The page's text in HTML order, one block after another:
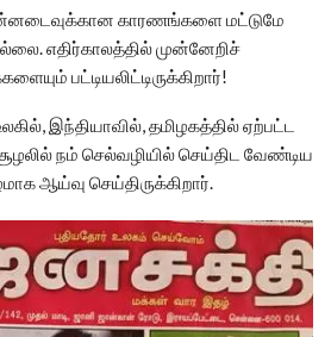
காரணங்களை மட்டுமே
எதிர்காலத்தில் முன்னேறிச்
பட்டியலிட்டிருக்கிறார்!
இந்தியாவில், தமிழகத்தில் ஏற்பட்ட
நம் செல்வழியில் செய்திட வேண்டிய
ஆய்வு செய்திருக்கிறார்.